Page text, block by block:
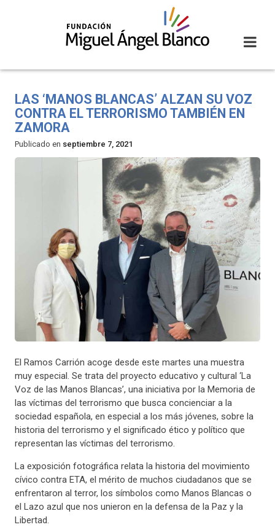
LAS ‘MANOS BLANCAS’ ALZAN SU VOZ
CONTRA EL TERRORISMO TAMBIÉN EN
ZAMORA
Publicado en septiembre 7, 2021
El Ramos Carrión acoge desde este martes una muestra
muy especial. Se trata del proyecto educativo y cultural ‘La
Voz de las Manos Blancas’, una iniciativa por la Memoria de
las víctimas del terrorismo que busca concienciar a la
sociedad española, en especial a los más jóvenes, sobre la
historia del terrorismo y el significado ético y político que
representan las víctimas del terrorismo.
La exposición fotográfica relata la historia del movimiento
cívico contra ETA, el mérito de muchos ciudadanos que se
enfrentaron al terror, los símbolos como Manos Blancas o
el Lazo azul que nos unieron en la defensa de la Paz y la
Libertad.